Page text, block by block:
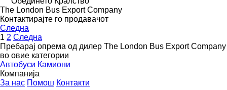
The London Bus Export Company
Контактирајте го продавачот
Следна
1 2 Следна
Пребарај опрема од дилер The London Bus Export Company
во овие категории
Автобуси Камиони
Компанија
За нас Помош Контакти